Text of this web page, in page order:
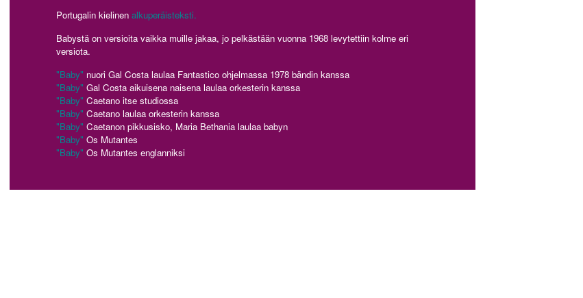
Portugalin kielinenalkuperäisteksti.
Babystä on versioita vaikka muille jakaa, jo pelkästään vuonna 1968 levytettiin kolme eri
versiota.
"Baby" nuori Gal Costa laulaa Fantastico ohjelmassa 1978 bändin kanssa
"Baby" Gal Costa aikuisena naisena laulaa orkesterin kanssa
"Baby" Caetano itse studiossa
"Baby" Caetano laulaa orkesterin kanssa
"Baby" Caetanon pikkusisko, Maria Bethania laulaa babyn
"Baby" Os Mutantes
"Baby" Os Mutantes englanniksi